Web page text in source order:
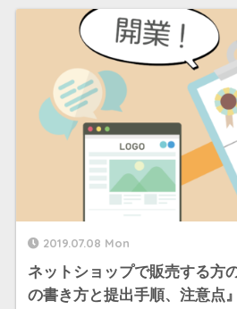
2019.07.08 Mon
ネットショップで販売する方
の書き方と提出手順、注意点